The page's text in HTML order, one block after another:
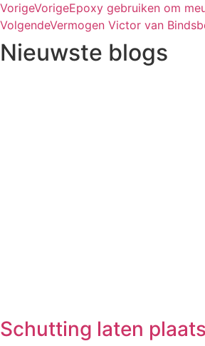
VorigeVorigeEpoxy gebruiken om
VolgendeVermogen Victor van
Nieuwste blogs
Schutting laten